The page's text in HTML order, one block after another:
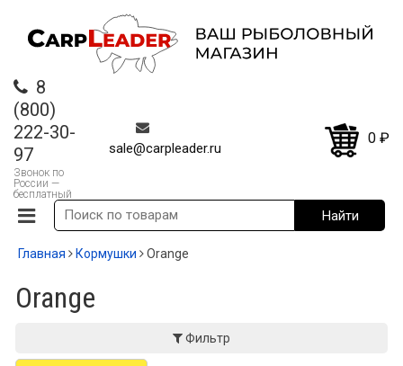
8
(800)
222-30-
97
Звонок по
России —
бесплатный
sale@carpleader.ru
0 ₽
Главная Кормушки Orange
Orange
Фильтр